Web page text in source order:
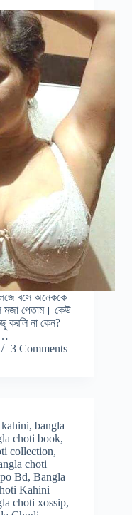
বসে অনেককে
মজা পেতাম। কেউ
করলি না কেন?
3 Comments
, bangla
choti book,
collection,
choti
Bd, Bangla
Kahini
choti xossip,